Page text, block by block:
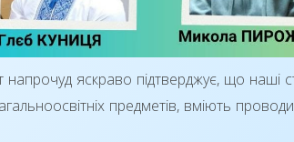
напрочуд яскраво підтверджує, що
предметів, вміють